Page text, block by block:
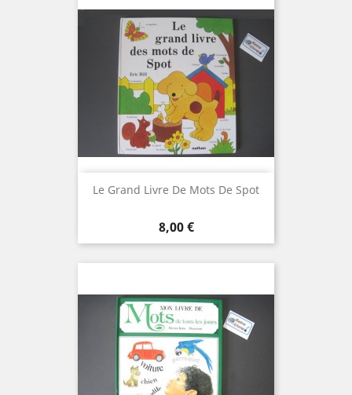
Le Grand Livre De Mots De Spot
Prix
8,00 €